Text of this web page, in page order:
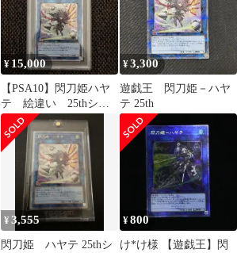
¥15,000
【PSA10】閃刀姫ハヤ
テ 絵違い 25thシ
ク QCAC-JP009
¥3,300
遊戯王 閃刀姫－ハヤ
テ 25th
¥3,555
閃刀姫 ハヤテ 25thシ
¥800
け*け様 【遊戯王】閃